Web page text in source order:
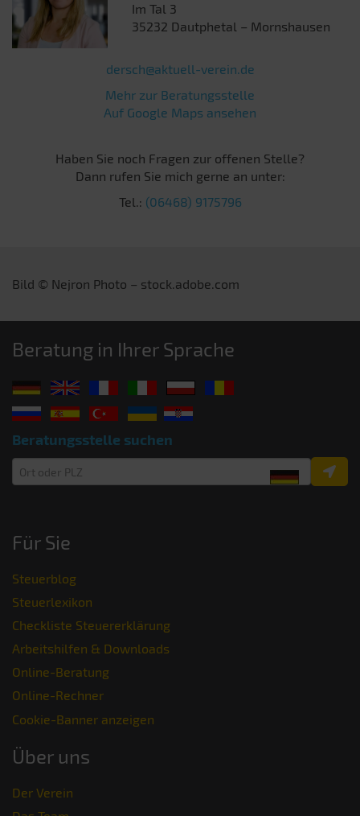
Im Tal 3
35232 Dautphetal – Mornshausen
dersch@aktuell-verein.de
Mehr zur Beratungsstelle
Auf Google Maps ansehen
Haben Sie noch Fragen zur offenen Stelle?
Dann rufen Sie mich gerne an unter:
Tel.: (06468) 9175796
Bild © Nejron Photo – stock.adobe.com
Beratung in Ihrer Sprache
Beratungsstelle suchen
Für Sie
Steuerblog
Steuerlexikon
Checkliste Steuererklärung
Arbeitshilfen & Downloads
Online-Beratung
Online-Rechner
Cookie-Banner anzeigen
Über uns
Der Verein